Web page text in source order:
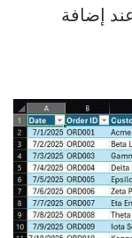
عند إضافة